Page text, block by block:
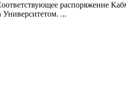
распоряжение
Университетом. ...